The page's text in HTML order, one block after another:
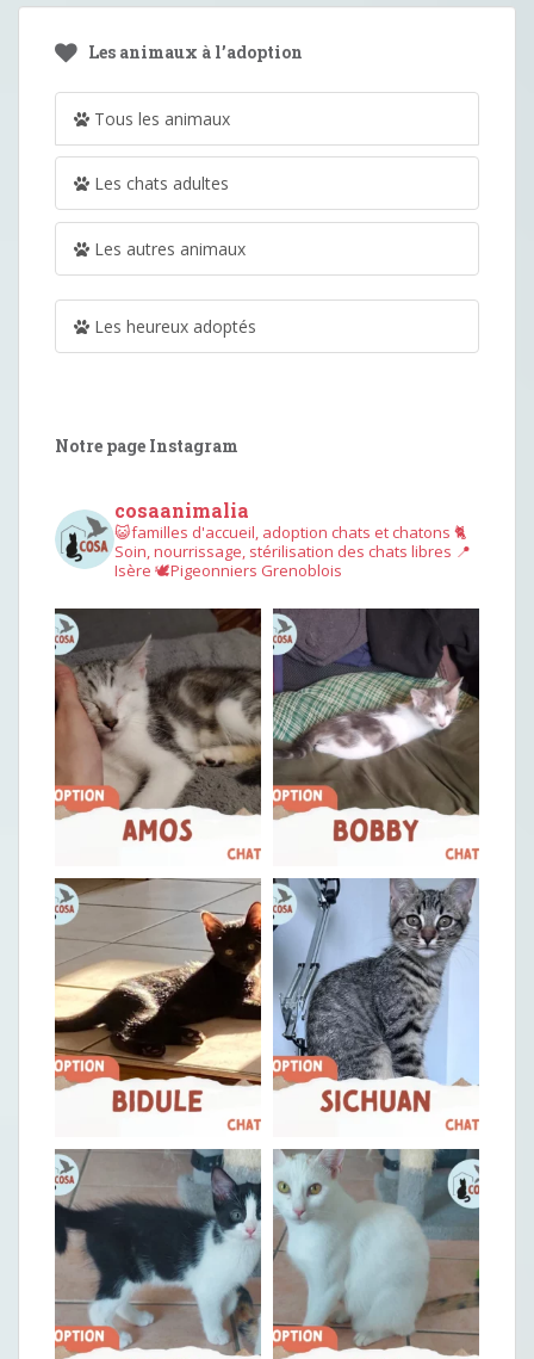
Les animaux à l’adoption
Tous les animaux
Les chats adultes
Les autres animaux
Les heureux adoptés
Notre page Instagram
cosaanimalia
😺familles d'accueil, adoption chats et chatons 🐈
Soin, nourrissage, stérilisation des chats libres 📍
Isère 🕊︎Pigeonniers Grenoblois